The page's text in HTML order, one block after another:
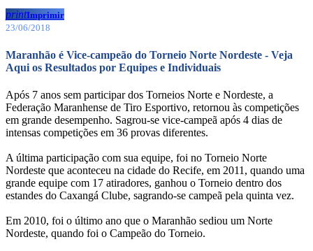
printImprimir
23/06/2018
Maranhão é Vice-campeão do Torneio Norte Nordeste - Veja
Aqui os Resultados por Equipes e Individuais
Após 7 anos sem participar dos Torneios Norte e Nordeste, a
Federação Maranhense de Tiro Esportivo, retornou às competições
em grande desempenho. Sagrou-se vice-campeã após 4 dias de
intensas competições em 36 provas diferentes.
A última participação com sua equipe, foi no Torneio Norte
Nordeste que aconteceu na cidade do Recife, em 2011, quando uma
grande equipe com 17 atiradores, ganhou o Torneio dentro dos
estandes do Caxangá Clube, sagrando-se campeã pela quinta vez.
Em 2010, foi o último ano que o Maranhão sediou um Norte
Nordeste, quando foi o Campeão do Torneio.